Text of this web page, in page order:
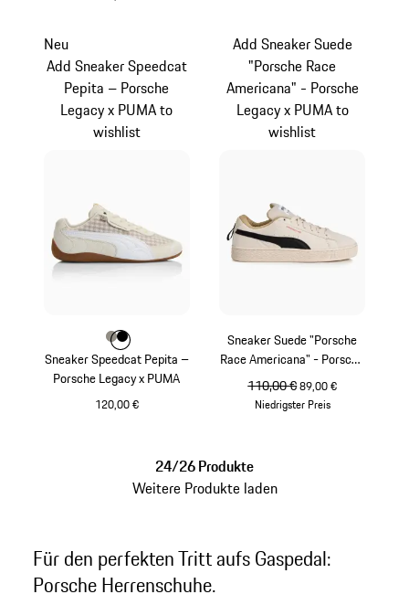
Sneaker Speedcat Pepita –
Porsche Legacy x PUMA
120,00 €
Neu
Add Sneaker Speedcat
Pepita – Porsche
Legacy x PUMA to
wishlist
Farbe
FarbeFarbe
Sneaker Suede "Porsche
Race Americana" - Porsche
Legacy x PUMA
ursprünglicher Preis
110,00 €Verkaufspreis
89,00 €
Niedrigster Preis
Add Sneaker Suede
"Porsche Race
Americana" - Porsche
Legacy x PUMA to
wishlist
24/26 Produkte
Weitere Produkte laden
Für den perfekten Tritt aufs Gaspedal:
Porsche Herrenschuhe.